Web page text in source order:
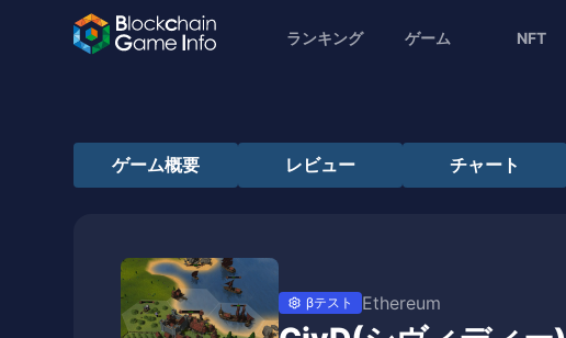
ランキング ゲーム NFT
ゲーム概要 レビュー チャート
βテスト Ethereum